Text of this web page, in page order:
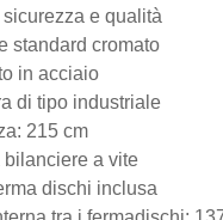
sicurezza e qualità
standard cromato
in acciaio
di tipo industriale
215 cm
a vite
dischi inclusa